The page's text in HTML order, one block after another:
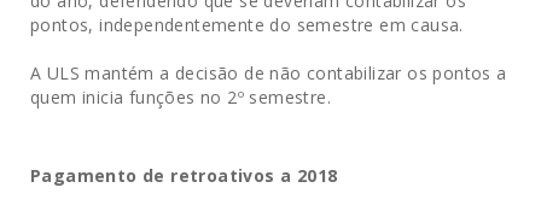
pontos, independentemente do semestre em causa.
A ULS mantém a decisão de não contabilizar os pontos a
quem inicia funções no 2º semestre.
Pagamento de retroativos a 2018